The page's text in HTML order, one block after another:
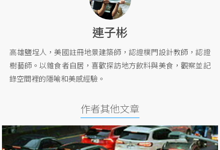
連子彬
高雄鹽埕人，美國註冊地景建築師，認證樸門設計教師，認證
樹藝師。以雜食者自居，喜歡探訪地方飲料與美食，觀察並記
錄空間裡的隱喻和美感經驗。
作者其他文章